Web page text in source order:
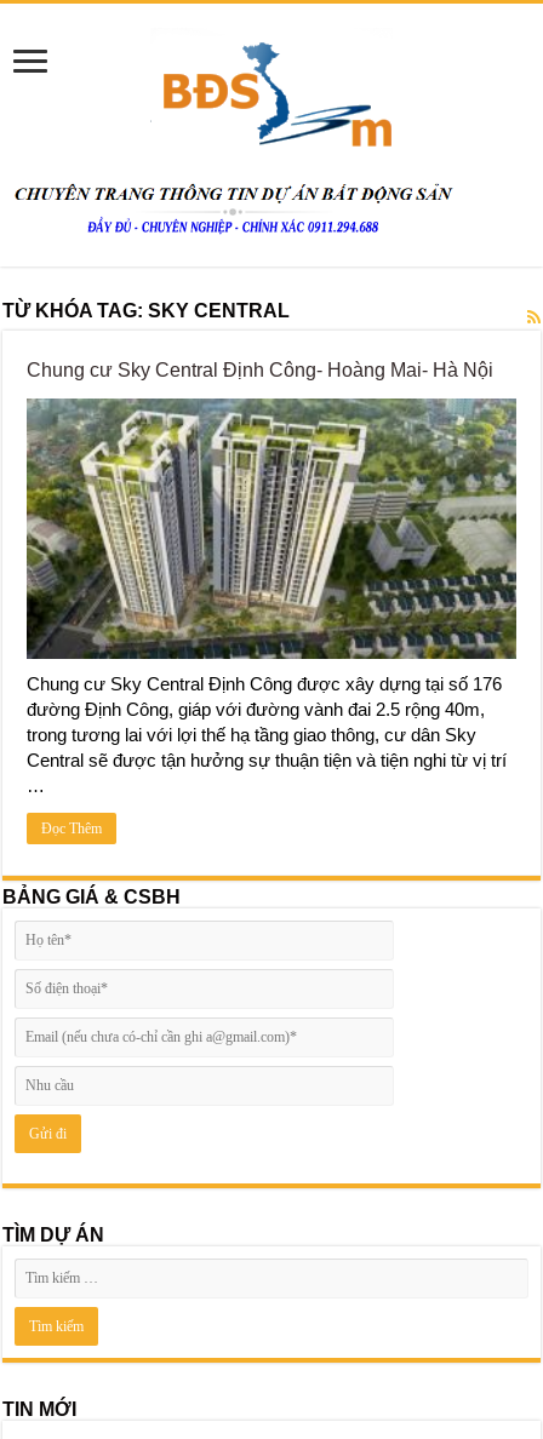
TỪ KHÓA TAG:SKY CENTRAL
Chung cư Sky Central Định Công- Hoàng Mai- Hà Nội
Chung cư Sky Central Định Công được xây dựng tại số 176
đường Định Công, giáp với đường vành đai 2.5 rộng 40m,
trong tương lai với lợi thế hạ tầng giao thông, cư dân Sky
Central sẽ được tận hưởng sự thuận tiện và tiện nghi từ vị trí
…
Đọc Thêm
BẢNG GIÁ & CSBH
TÌM DỰ ÁN
TIN MỚI